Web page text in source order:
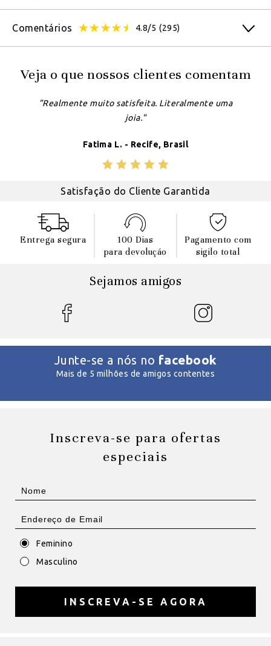
Comentários 4.8/5 (295)
Veja o que nossos clientes comentam
"Realmente muito satisfeita. Literalmente uma
joia."
Fatima L. - Recife, Brasil
Satisfação do Cliente Garantida
Entrega segura
100 Dias
para devoluçáo
Pagamento com
sigilo total
Sejamos amigos
Junte-se a nós no facebook
Mais de 5 milhões de amigos contentes
Inscreva-se para ofertas
especiais
Feminino
Masculino
INSCREVA-SE AGORA